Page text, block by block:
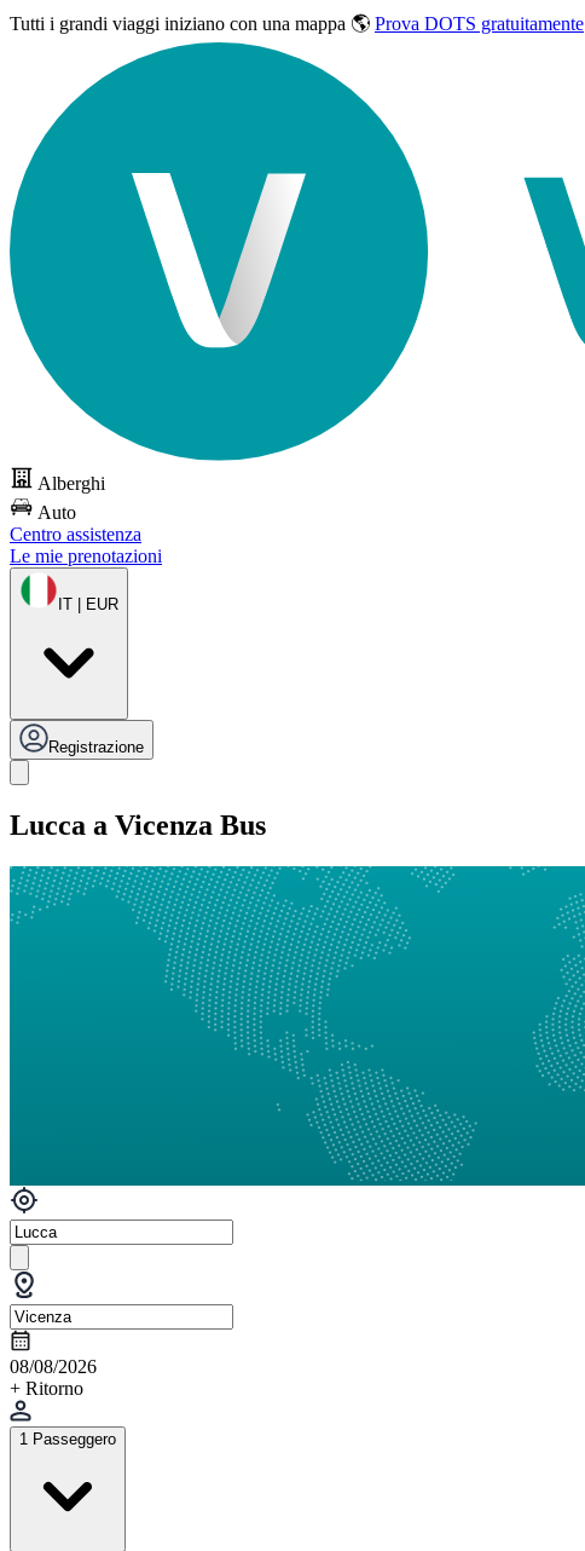
Tutti i grandi viaggi iniziano con una mappa 🌎 Prova DOTS gratuitamente
Alberghi
Auto
Centro assistenza
Le mie prenotazioni
IT | EUR
Registrazione
Lucca a Vicenza Bus
08/08/2026
+ Ritorno
1 Passeggero